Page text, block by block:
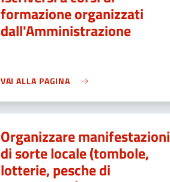
formazione organizzati
dall'Amministrazione
VAI ALLA PAGINA
Organizzare manifestazioni
di sorte locale (tombole,
lotterie, pesche di